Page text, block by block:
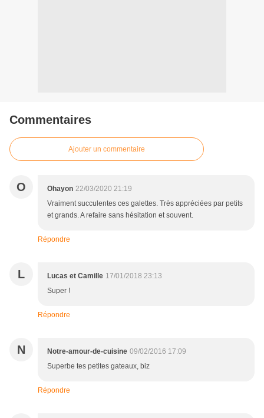
Commentaires
Ajouter un commentaire
O Ohayon 22/03/2020 21:19
Vraiment succulentes ces galettes. Très appréciées par petits
et grands. A refaire sans hésitation et souvent.
Répondre
L Lucas et Camille 17/01/2018 23:13
Super !
Répondre
N Notre-amour-de-cuisine 09/02/2016 17:09
Superbe tes petites gateaux, biz
Répondre